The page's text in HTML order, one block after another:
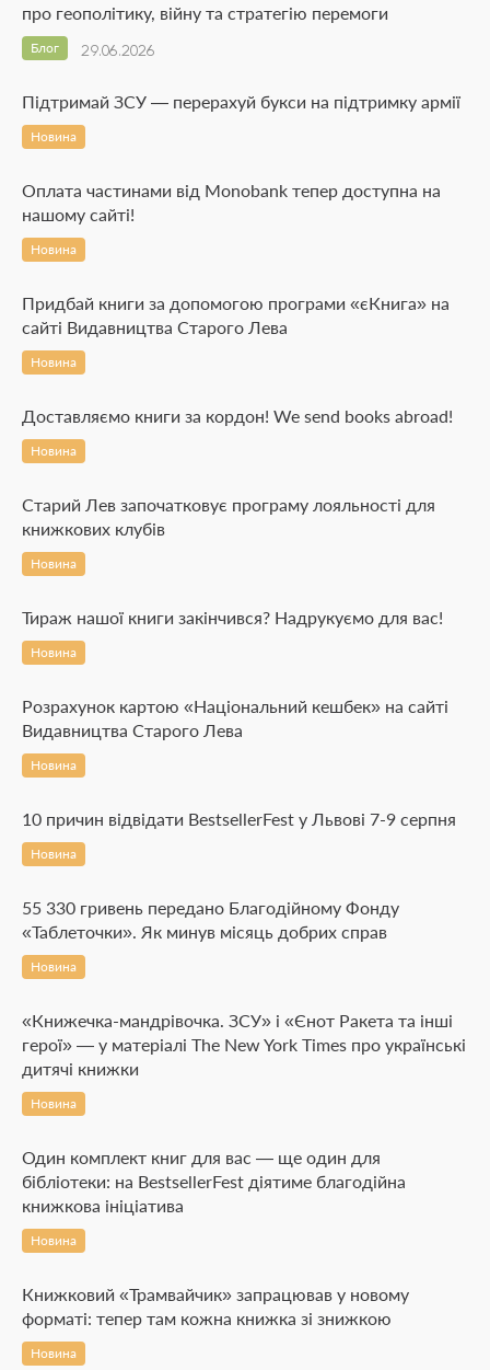
про геополітику, війну та стратегію перемоги
29.06.2026
Блог
Підтримай ЗСУ — перерахуй букси на підтримку армії
Новина
Оплата частинами від Monobank тепер доступна на
нашому сайті!
Новина
Придбай книги за допомогою програми «єКнига» на
сайті Видавництва Старого Лева
Новина
Доставляємо книги за кордон! We send books abroad!
Новина
Старий Лев започатковує програму лояльності для
книжкових клубів
Новина
Тираж нашої книги закінчився? Надрукуємо для вас!
Новина
Розрахунок картою «Національний кешбек» на сайті
Видавництва Старого Лева
Новина
10 причин відвідати BestsellerFest у Львові 7-9 серпня
Новина
55 330 гривень передано Благодійному Фонду
«Таблеточки». Як минув місяць добрих справ
Новина
«Книжечка-мандрівочка. ЗСУ» і «Єнот Ракета та інші
герої» — у матеріалі The New York Times про українські
дитячі книжки
Новина
Один комплект книг для вас — ще один для
бібліотеки: на BestsellerFest діятиме благодійна
книжкова ініціатива
Новина
Книжковий «Трамвайчик» запрацював у новому
форматі: тепер там кожна книжка зі знижкою
Новина